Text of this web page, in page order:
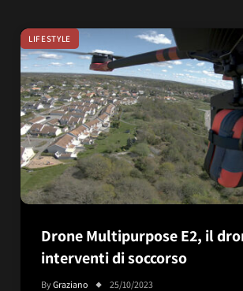
LIFESTYLE
Drone Multipurpose E2, il
interventi di soccorso
ByGraziano 25/10/2023